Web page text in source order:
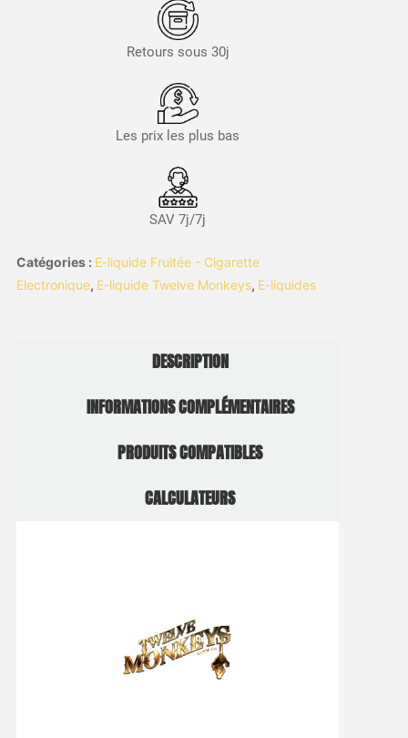
Retours sous 30j
Les prix les plus bas
SAV 7j/7j
Catégories : E-liquide Fruitée - Cigarette
Electronique, E-liquide Twelve Monkeys, E-liquides
DESCRIPTION
INFORMATIONS COMPLÉMENTAIRES
PRODUITS COMPATIBLES
CALCULATEURS